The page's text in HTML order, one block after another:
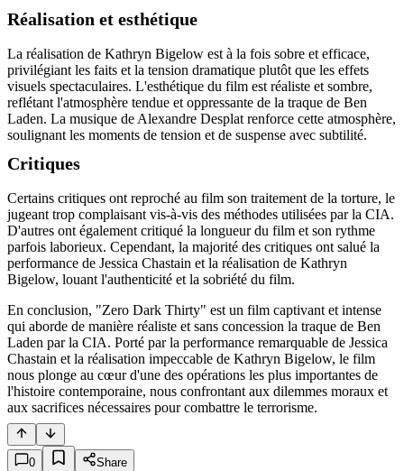
Réalisation et esthétique
La réalisation de Kathryn Bigelow est à la fois sobre et efficace,
privilégiant les faits et la tension dramatique plutôt que les effets
visuels spectaculaires. L'esthétique du film est réaliste et sombre,
reflétant l'atmosphère tendue et oppressante de la traque de Ben
Laden. La musique de Alexandre Desplat renforce cette atmosphère,
soulignant les moments de tension et de suspense avec subtilité.
Critiques
Certains critiques ont reproché au film son traitement de la torture, le
jugeant trop complaisant vis-à-vis des méthodes utilisées par la CIA.
D'autres ont également critiqué la longueur du film et son rythme
parfois laborieux. Cependant, la majorité des critiques ont salué la
performance de Jessica Chastain et la réalisation de Kathryn
Bigelow, louant l'authenticité et la sobriété du film.
En conclusion, "Zero Dark Thirty" est un film captivant et intense
qui aborde de manière réaliste et sans concession la traque de Ben
Laden par la CIA. Porté par la performance remarquable de Jessica
Chastain et la réalisation impeccable de Kathryn Bigelow, le film
nous plonge au cœur d'une des opérations les plus importantes de
l'histoire contemporaine, nous confrontant aux dilemmes moraux et
aux sacrifices nécessaires pour combattre le terrorisme.
0 Share